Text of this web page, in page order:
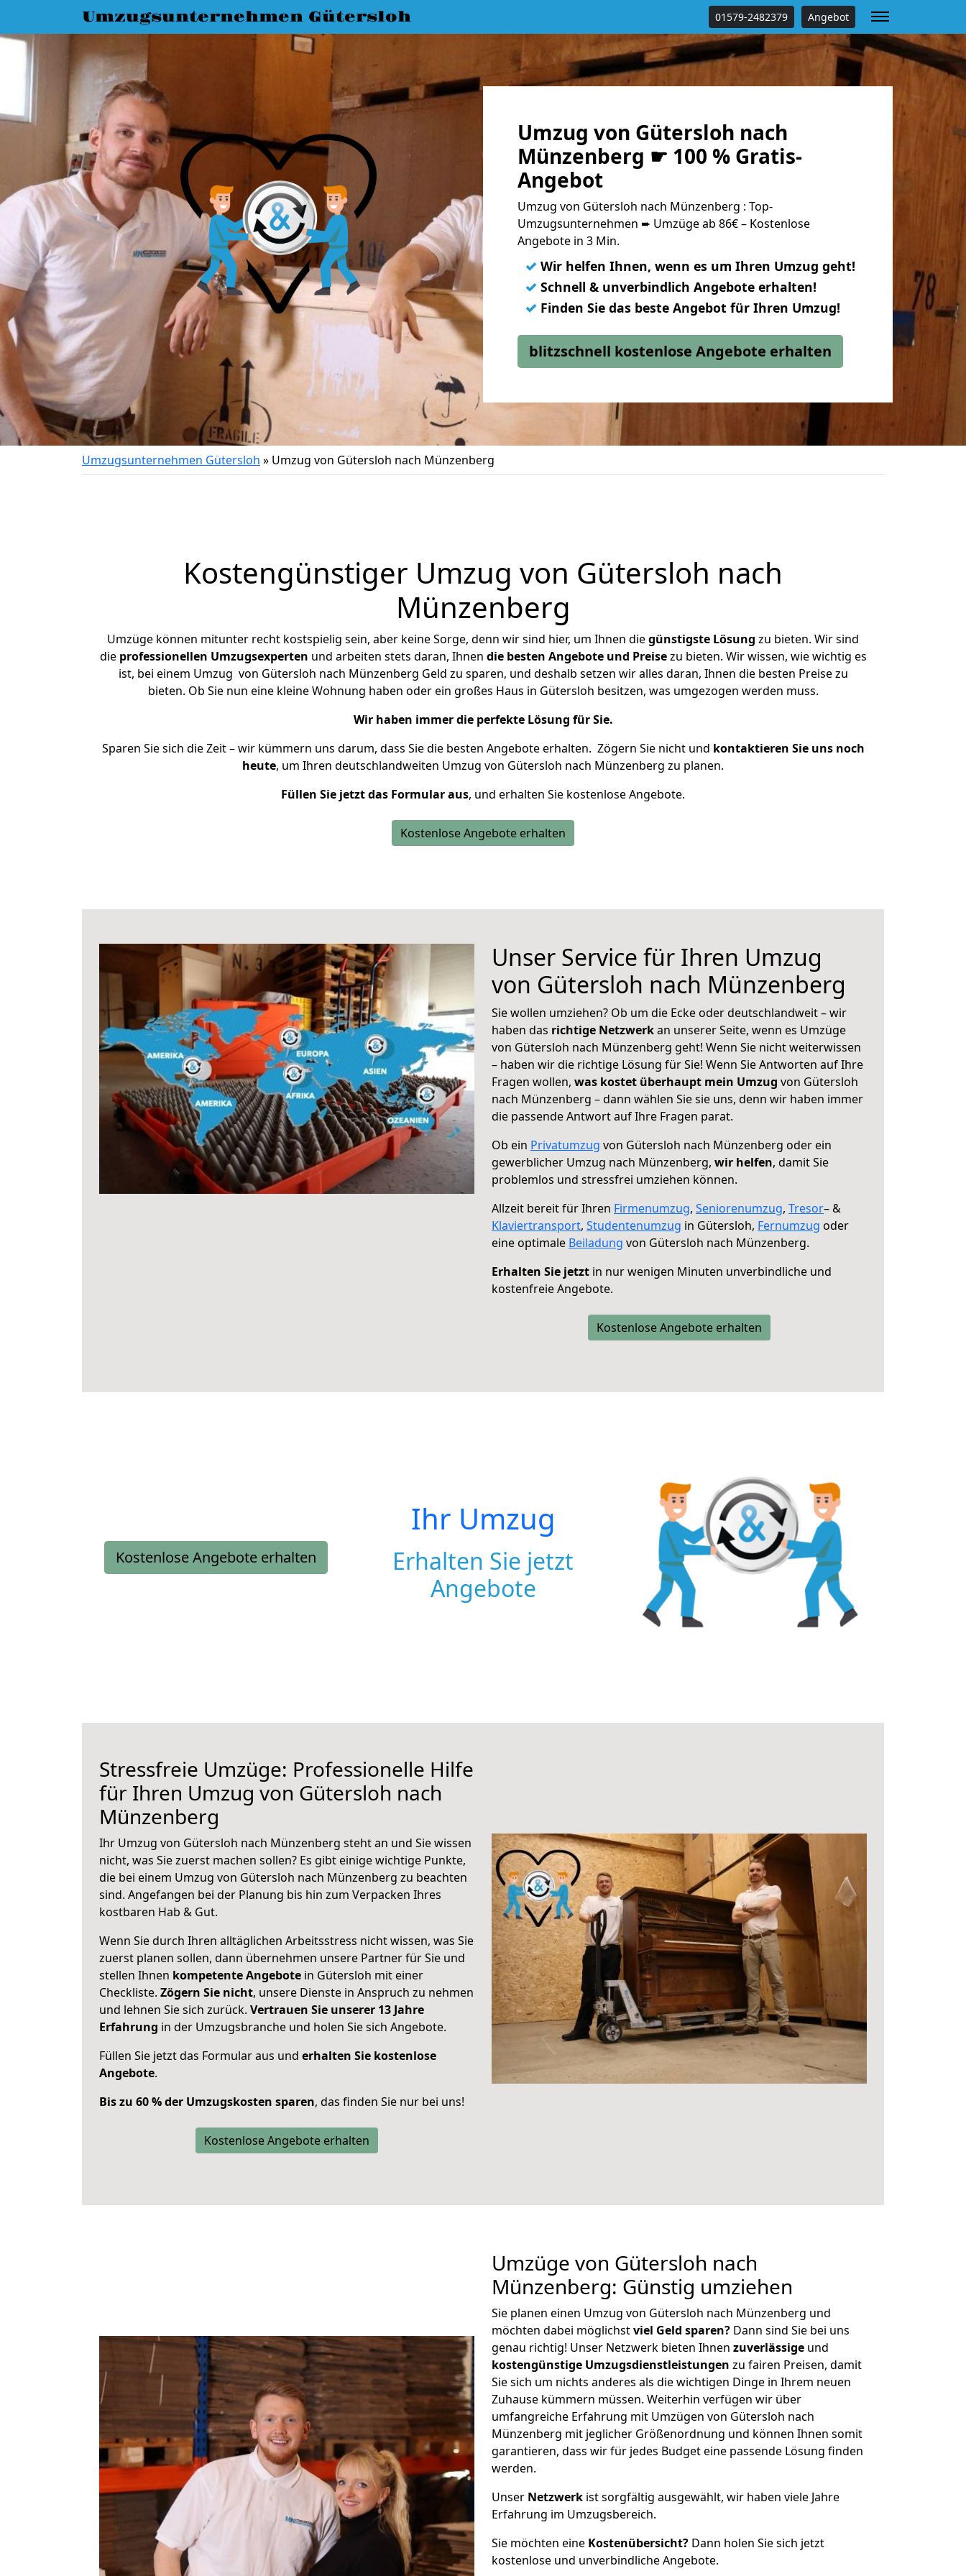
Umzugsunternehmen Gütersloh 01579-2482379 Angebot
Umzug von Gütersloh nach
Münzenberg ☛ 100 % Gratis-
Angebot
Umzug von Gütersloh nach Münzenberg : Top-
Umzugsunternehmen ➨ Umzüge ab 86€ – Kostenlose
Angebote in 3 Min.
✓ Wir helfen Ihnen, wenn es um Ihren Umzug geht!
✓ Schnell & unverbindlich Angebote erhalten!
✓ Finden Sie das beste Angebot für Ihren Umzug!
blitzschnell kostenlose Angebote erhalten
Umzugsunternehmen Gütersloh » Umzug von Gütersloh nach Münzenberg
Kostengünstiger Umzug von Gütersloh nach
Münzenberg
Umzüge können mitunter recht kostspielig sein, aber keine Sorge, denn wir sind hier, um Ihnen diegünstigste Lösung zu bieten. Wir sind
die professionellen Umzugsexperten und arbeiten stets daran, Ihnen die besten Angebote und Preisezu bieten. Wir wissen, wie wichtig es
ist, bei einem Umzug von Gütersloh nach Münzenberg Geld zu sparen, und deshalb setzen wir alles daran, Ihnen die besten Preise zu
bieten. Ob Sie nun eine kleine Wohnung haben oder ein großes Haus in Gütersloh besitzen, was umgezogen werden muss.
Wir haben immer die perfekte Lösung für Sie.
Sparen Sie sich die Zeit – wir kümmern uns darum, dass Sie die besten Angebote erhalten. Zögern Sie nicht und kontaktieren Sie uns noch
heute, um Ihren deutschlandweiten Umzug von Gütersloh nach Münzenberg zu planen.
Füllen Sie jetzt das Formular aus, und erhalten Sie kostenlose Angebote.
Kostenlose Angebote erhalten
Unser Service für Ihren Umzug
von Gütersloh nach Münzenberg
Sie wollen umziehen? Ob um die Ecke oder deutschlandweit – wir
haben das richtige Netzwerkan unserer Seite, wenn es Umzüge
von Gütersloh nach Münzenberg geht! Wenn Sie nicht weiterwissen
– haben wir die richtige Lösung für Sie! Wenn Sie Antworten auf Ihre
Fragen wollen, was kostet überhaupt mein Umzug von Gütersloh
nach Münzenberg – dann wählen Sie sie uns, denn wir haben immer
die passende Antwort auf Ihre Fragen parat.
Ob ein Privatumzug von Gütersloh nach Münzenberg oder ein
gewerblicher Umzug nach Münzenberg, wir helfen, damit Sie
problemlos und stressfrei umziehen können.
Allzeit bereit für Ihren Firmenumzug, Seniorenumzug, Tresor– &
Klaviertransport, Studentenumzug in Gütersloh, Fernumzug oder
eine optimale Beiladung von Gütersloh nach Münzenberg.
Erhalten Sie jetzt in nur wenigen Minuten unverbindliche und
kostenfreie Angebote.
Kostenlose Angebote erhalten
Kostenlose Angebote erhalten
Ihr Umzug
Erhalten Sie jetzt
Angebote
Stressfreie Umzüge: Professionelle Hilfe
für Ihren Umzug von Gütersloh nach
Münzenberg
Ihr Umzug von Gütersloh nach Münzenberg steht an und Sie wissen
nicht, was Sie zuerst machen sollen? Es gibt einige wichtige Punkte,
die bei einem Umzug von Gütersloh nach Münzenberg zu beachten
sind. Angefangen bei der Planung bis hin zum Verpacken Ihres
kostbaren Hab & Gut.
Wenn Sie durch Ihren alltäglichen Arbeitsstress nicht wissen, was Sie
zuerst planen sollen, dann übernehmen unsere Partner für Sie und
stellen Ihnen kompetente Angebote in Gütersloh mit einer
Checkliste. Zögern Sie nicht, unsere Dienste in Anspruch zu nehmen
und lehnen Sie sich zurück. Vertrauen Sie unserer 13 Jahre
Erfahrung in der Umzugsbranche und holen Sie sich Angebote.
Füllen Sie jetzt das Formular aus und erhalten Sie kostenlose
Angebote.
Bis zu 60 % der Umzugskosten sparen, das finden Sie nur bei uns!
Kostenlose Angebote erhalten
Umzüge von Gütersloh nach
Münzenberg: Günstig umziehen
Sie planen einen Umzug von Gütersloh nach Münzenberg und
möchten dabei möglichstviel Geld sparen? Dann sind Sie bei uns
genau richtig! Unser Netzwerk bieten Ihnen zuverlässige und
kostengünstige Umzugsdienstleistungen zu fairen Preisen, damit
Sie sich um nichts anderes als die wichtigen Dinge in Ihrem neuen
Zuhause kümmern müssen. Weiterhin verfügen wir über
umfangreiche Erfahrung mit Umzügen von Gütersloh nach
Münzenberg mit jeglicher Größenordnung und können Ihnen somit
garantieren, dass wir für jedes Budget eine passende Lösung finden
werden.
Unser Netzwerk ist sorgfältig ausgewählt, wir haben viele Jahre
Erfahrung im Umzugsbereich.
Sie möchten eine Kostenübersicht? Dann holen Sie sich jetzt
kostenlose und unverbindliche Angebote.